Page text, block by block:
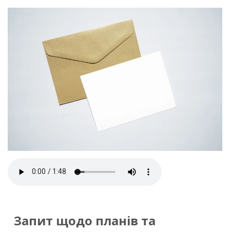
Запит щодо планів та